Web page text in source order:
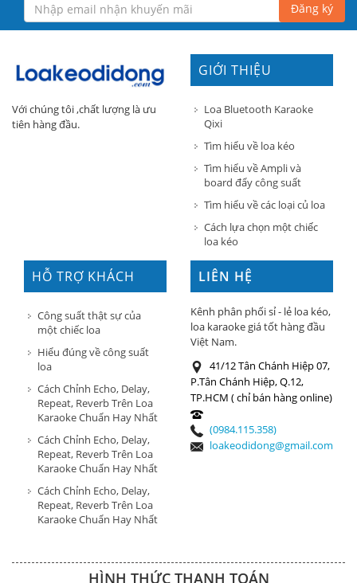
Đăng ký
Với chúng tôi ,chất lượng là ưu
tiên hàng đầu.
GIỚI THIỆU
Loa Bluetooth Karaoke
Qixi
Tìm hiểu về loa kéo
Tìm hiểu về Ampli và
board đẩy công suất
Tìm hiểu về các loại củ loa
Cách lựa chọn một chiếc
loa kéo
HỖ TRỢ KHÁCH
HÀNG
Công suất thật sự của
một chiếc loa
Hiểu đúng về công suất
loa
Cách Chỉnh Echo, Delay,
Repeat, Reverb Trên Loa
Karaoke Chuẩn Hay Nhất
Cách Chỉnh Echo, Delay,
Repeat, Reverb Trên Loa
Karaoke Chuẩn Hay Nhất
Cách Chỉnh Echo, Delay,
Repeat, Reverb Trên Loa
Karaoke Chuẩn Hay Nhất
LIÊN HỆ
Kênh phân phối sỉ - lẻ loa kéo,
loa karaoke giá tốt hàng đầu
Việt Nam.
41/12 Tân Chánh Hiệp 07,
P.Tân Chánh Hiệp, Q.12,
TP.HCM ( chỉ bán hàng online)
(0984.115.358)
loakeodidong@gmail.com
HÌNH THỨC THANH TOÁN